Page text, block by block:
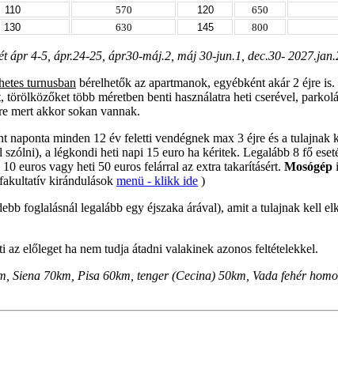
110 570 120 650
130 630 145 800
ápr 4-5, ápr.24-25, ápr30-máj.2, máj 30-jun.1, dec.30-
turnusban bérelhetők az apartmanok, egyébként akár 2 éjre
több méretben benti használatra heti cserével,
mert akkor sokan vannak.
naponta minden 12 év feletti vendégnek max 3 éjre és a tulajnak
a légkondi heti napi 15 euro ha kéritek. Legalább 8 fő
euros vagy heti 50 euros felárral az extra takarításért. Mosógép
kirándulások menü - klikk ide )
foglalásnál legalább egy éjszaka árával), amit a tulajnak kell
előleget ha nem tudja átadni valakinek azonos feltételekkel.
Siena 70km, Pisa 60km, tenger (Cecina) 50km, Vada fehér